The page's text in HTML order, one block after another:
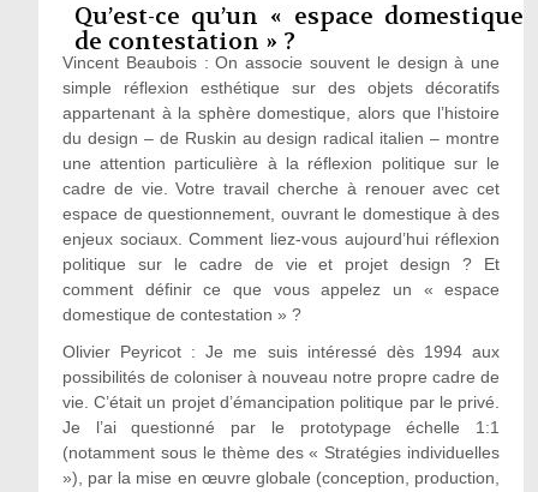
Qu’est-ce qu’un « espace domestique
de contestation » ?
Vincent Beaubois : On associe souvent le design à une
simple réflexion esthétique sur des objets décoratifs
appartenant à la sphère domestique, alors que l’histoire
du design – de Ruskin au design radical italien – montre
une attention particulière à la réflexion politique sur le
cadre de vie. Votre travail cherche à renouer avec cet
espace de questionnement, ouvrant le domestique à des
enjeux sociaux. Comment liez-vous aujourd’hui réflexion
politique sur le cadre de vie et projet design ? Et
comment définir ce que vous appelez un « espace
domestique de contestation » ?
Olivier Peyricot : Je me suis intéressé dès 1994 aux
possibilités de coloniser à nouveau notre propre cadre de
vie. C’était un projet d’émancipation politique par le privé.
Je l’ai questionné par le prototypage échelle 1:1
(notamment sous le thème des « Stratégies individuelles
»), par la mise en œuvre globale (conception, production,